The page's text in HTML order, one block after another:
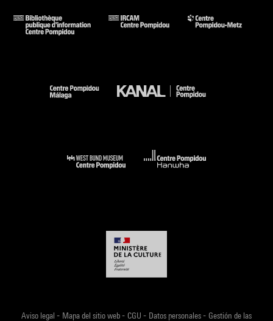
Aviso legal - Mapa del sitio web- CGU - Datos personales- Gestión de las